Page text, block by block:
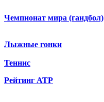
Чемпионат мира (гандбол)
Лыжные гонки
Теннис
Рейтинг ATP